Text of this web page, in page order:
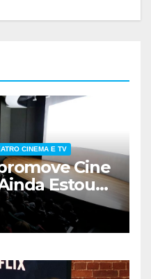
CINEMA E TV
Cine
Estou
no